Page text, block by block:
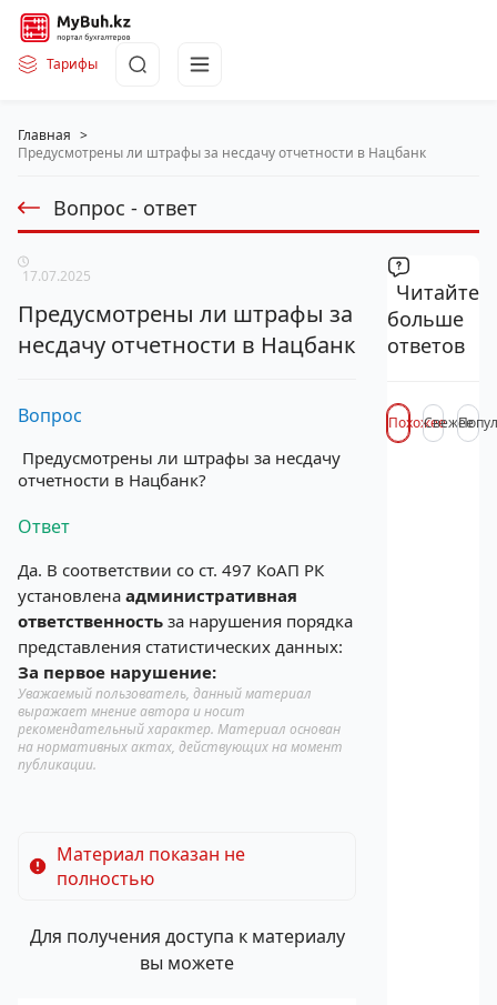
Тарифы
Главная >
Предусмотрены ли штрафы за несдачу отчетности в Нацбанк
Вопрос - ответ
17.07.2025
Предусмотрены ли штрафы за
несдачу отчетности в Нацбанк
Вопрос
Предусмотрены ли штрафы за несдачу
отчетности в Нацбанк?
Ответ
Да. В соответствии со ст. 497 КоАП РК
установлена административная
ответственность за нарушения порядка
представления статистических данных:
За первое нарушение:
Уважаемый пользователь, данный материал
выражает мнение автора и носит
рекомендательный характер. Материал основан
на нормативных актах, действующих на момент
публикации.
Материал показан не
полностью
Для получения доступа к материалу
вы можете
Читайте
больше
ответов
ПохожееСвежее